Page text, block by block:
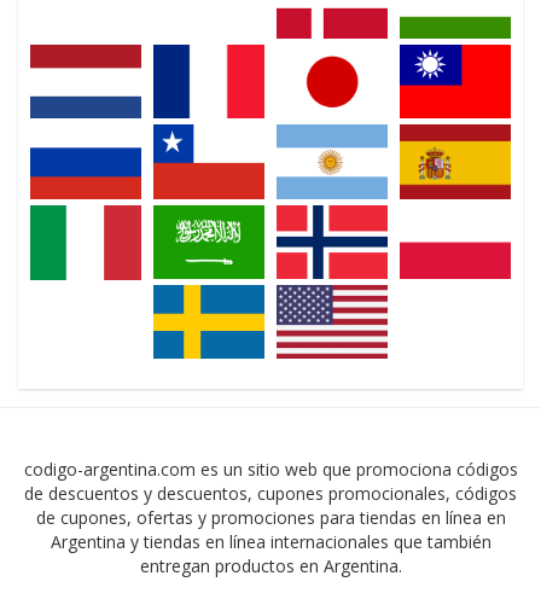
codigo-argentina.com es un sitio web que promociona códigos
de descuentos y descuentos, cupones promocionales, códigos
de cupones, ofertas y promociones para tiendas en línea en
Argentina y tiendas en línea internacionales que también
entregan productos en Argentina.